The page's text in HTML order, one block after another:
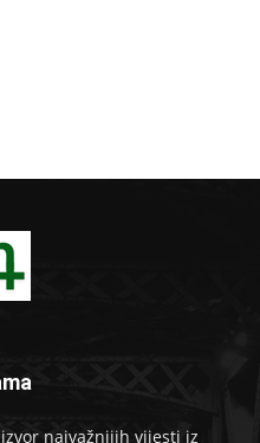
najvažnijih vijesti iz